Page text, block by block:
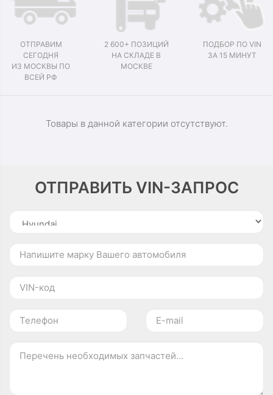
ОТПРАВИМ
СЕГОДНЯ
ИЗ МОСКВЫ ПО
ВСЕЙ РФ
2 600+ ПОЗИЦИЙ
НА СКЛАДЕ В
МОСКВЕ
ПОДБОР ПО VIN
ЗА 15 МИНУТ
Товары в данной категории отсутствуют.
ОТПРАВИТЬ VIN-ЗАПРОС